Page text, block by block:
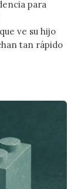
para
ve su hijo
tan rápido